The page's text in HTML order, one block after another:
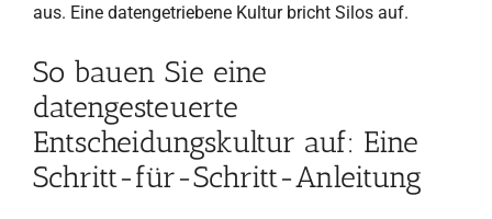
aus. Eine datengetriebene Kultur bricht Silos auf.
So bauen Sie eine
datengesteuerte
Entscheidungskultur auf: Eine
Schritt-für-Schritt-Anleitung